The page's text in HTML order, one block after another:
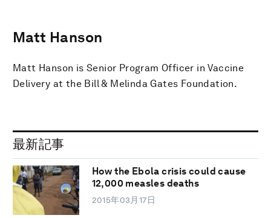
Matt Hanson
Matt Hanson is Senior Program Officer in Vaccine
Delivery at the Bill & Melinda Gates Foundation.
最新記事
How the Ebola crisis could cause
12,000 measles deaths
2015年03月17日